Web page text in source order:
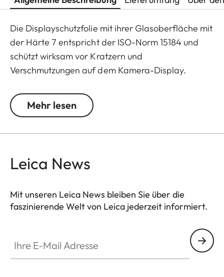
Die Displayschutzfolie mit ihrer Glasoberfläche mit
der Härte 7 entspricht der ISO-Norm 15184 und
schützt wirksam vor Kratzern und
Verschmutzungen auf dem Kamera-Display.
selbst bei hellem Licht eine kontrastreiche
Bilddarstellung ohne störende Spiegelungen zu.
Mehr lesen
Leica News
Mit unseren Leica News bleiben Sie über die
faszinierende Welt von Leica jederzeit informiert.